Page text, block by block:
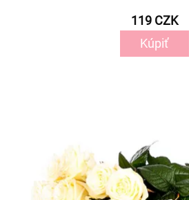
119 CZK
Kúpiť